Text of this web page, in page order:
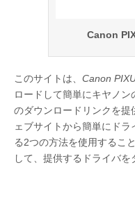
Canon
このサイトは、 Canon
ロードして簡単にキヤノ
のダウンロードリンクを提
ェブサイトから簡単にド
る2つの方法を使用するこ
して、提供するドライバを